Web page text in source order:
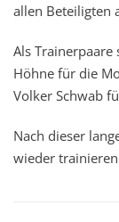
allen Beteiligten
Als Trainerpaare
Höhne für die
Volker Schwab
Nach dieser
wieder